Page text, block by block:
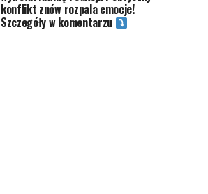
konflikt znów rozpala emocje!
Szczegóły w komentarzu